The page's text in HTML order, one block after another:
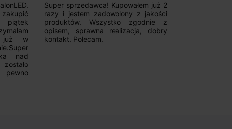
zakupić
piątek
już w
nad
pewno
Super sprzedawca! Kupowałem już 2
razy i jestem zadowolony z jakości
produktów. Wszystko zgodnie z
opisem, sprawna realizacja, dobry
kontakt. Polecam.